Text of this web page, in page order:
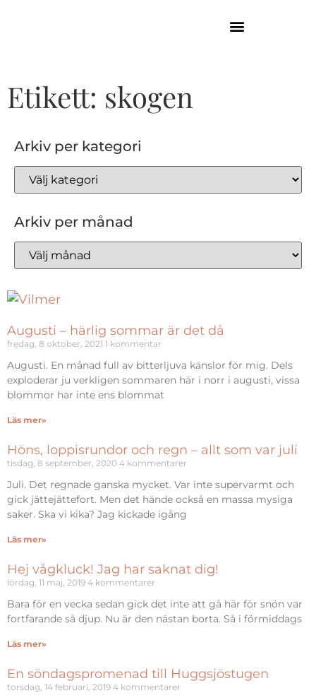
Etikett: skogen
Arkiv per kategori
Arkiv per månad
Augusti – härlig sommar är det då
fredag, 8 oktober, 2021 1 kommentar
Augusti. En månad full av bitterljuva känslor för mig. Dels
exploderar ju verkligen sommaren här i norr i augusti, vissa
blommor har inte ens blommat
Läs mer»
Höns, loppisrundor och regn – allt som var juli
tisdag, 8 september, 2020 4 kommentarer
Juli. Det regnade ganska mycket. Var inte supervarmt och
gick jättejättefort. Men det hände också en massa mysiga
saker. Ska vi kika? Jag kickade igång
Läs mer»
Hej vågkluck! Jag har saknat dig!
lördag, 11 maj, 2019 4 kommentarer
Bara för en vecka sedan gick det inte att gå här för snön var
fortfarande så djup. Nu är den nästan borta. Så i förmiddags
Läs mer»
En söndagspromenad till Huggsjöstugen
torsdag, 14 februari, 2019 4 kommentarer